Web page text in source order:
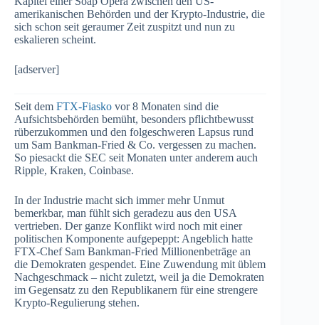
amerikanischen Behörden und der Krypto-Industrie, die
sich schon seit geraumer Zeit zuspitzt und nun zu
eskalieren scheint.
[adserver]
Seit dem FTX-Fiasko vor 8 Monaten sind die
Aufsichtsbehörden bemüht, besonders pflichtbewusst
rüberzukommen und den folgeschweren Lapsus rund
um Sam Bankman-Fried & Co. vergessen zu machen.
So piesackt die SEC seit Monaten unter anderem auch
Ripple, Kraken, Coinbase.
In der Industrie macht sich immer mehr Unmut
bemerkbar, man fühlt sich geradezu aus den USA
vertrieben. Der ganze Konflikt wird noch mit einer
politischen Komponente aufgepeppt: Angeblich hatte
FTX-Chef Sam Bankman-Fried Millionenbeträge an
die Demokraten gespendet. Eine Zuwendung mit üblem
Nachgeschmack – nicht zuletzt, weil ja die Demokraten
im Gegensatz zu den Republikanern für eine strengere
Krypto-Regulierung stehen.